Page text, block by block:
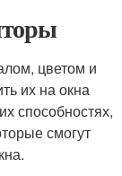
цветом и
их на окна
способностях,
смогут